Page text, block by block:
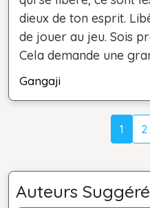
dieux de ton esprit.
de jouer au jeu. Sois
Cela demande une
Gangaji
1 2
Auteurs